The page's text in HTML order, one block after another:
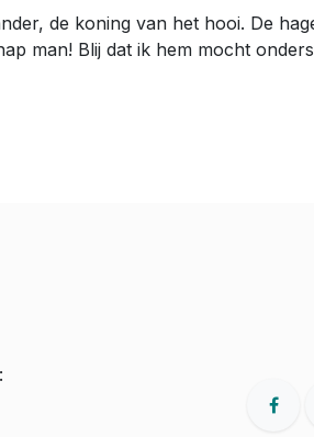
de koning van het hooi. De
man! Blij dat ik hem mocht